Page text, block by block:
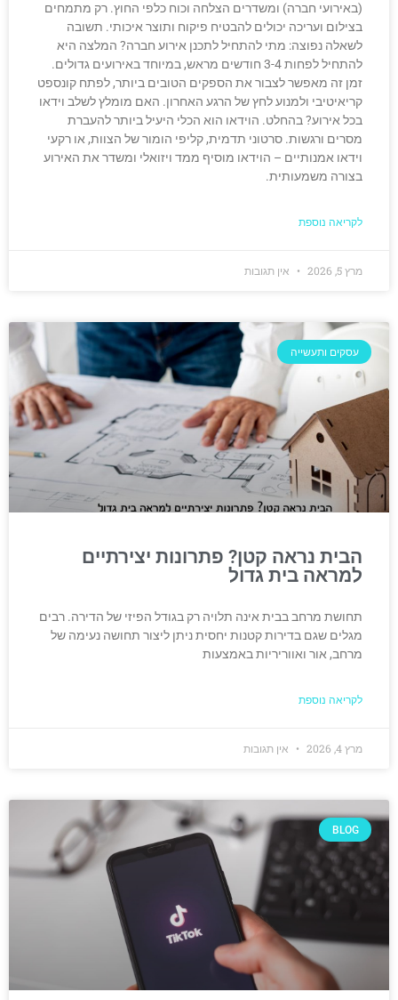
(באירועי חברה) ומשדרים הצלחה וכוח כלפי החוץ. רק מתמחים
בצילום ועריכה יכולים להבטיח פיקוח ותוצר איכותי. תשובה
לשאלה נפוצה: מתי להתחיל לתכנן אירוע חברה? המלצה היא
להתחיל לפחות 3-4 חודשים מראש, במיוחד באירועים גדולים.
זמן זה מאפשר לצבור את הספקים הטובים ביותר, לפתח קונספט
קריאיטיבי ולמנוע לחץ של הרגע האחרון. האם מומלץ לשלב וידאו
בכל אירוע? בהחלט. הוידאו הוא הכלי היעיל ביותר להעברת
מסרים ורגשות. סרטוני תדמית, קליפי הומור של הצוות, או רקעי
וידאו אמנותיים – הוידאו מוסיף ממד ויזואלי ומשדר את האירוע
בצורה משמעותית.
לקריאה נוספת
מרץ 5, 2026 אין תגובות
עסקים ותעשייה
הבית נראה קטן? פתרונות יצירתיים
למראה בית גדול
תחושת מרחב בבית אינה תלויה רק בגודל הפיזי של הדירה. רבים
מגלים שגם בדירות קטנות יחסית ניתן ליצור תחושה נעימה של
מרחב, אור ואווריריות באמצעות
לקריאה נוספת
מרץ 4, 2026 אין תגובות
BLOG